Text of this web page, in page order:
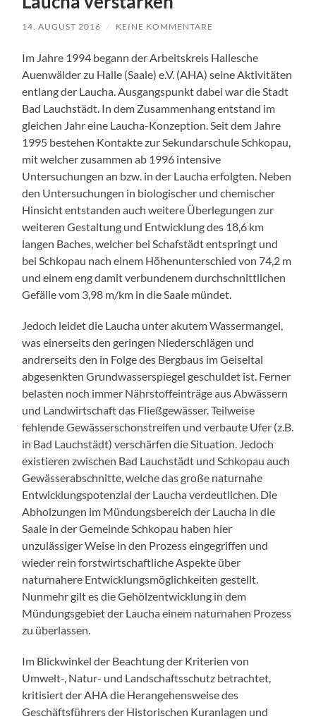
14. AUGUST 2016 / KEINE KOMMENTARE
Im Jahre 1994 begann der Arbeitskreis Hallesche
Auenwälder zu Halle (Saale) e.V. (AHA) seine Aktivitäten
entlang der Laucha. Ausgangspunkt dabei war die Stadt
Bad Lauchstädt. In dem Zusammenhang entstand im
gleichen Jahr eine Laucha-Konzeption. Seit dem Jahre
1995 bestehen Kontakte zur Sekundarschule Schkopau,
mit welcher zusammen ab 1996 intensive
Untersuchungen an bzw. in der Laucha erfolgten. Neben
den Untersuchungen in biologischer und chemischer
Hinsicht entstanden auch weitere Überlegungen zur
weiteren Gestaltung und Entwicklung des 18,6 km
langen Baches, welcher bei Schafstädt entspringt und
bei Schkopau nach einem Höhenunterschied von 74,2 m
und einem eng damit verbundenem durchschnittlichen
Gefälle vom 3,98 m/km in die Saale mündet.
Jedoch leidet die Laucha unter akutem Wassermangel,
was einerseits den geringen Niederschlägen und
andrerseits den in Folge des Bergbaus im Geiseltal
abgesenkten Grundwasserspiegel geschuldet ist. Ferner
belasten noch immer Nährstoffeinträge aus Abwässern
und Landwirtschaft das Fließgewässer. Teilweise
fehlende Gewässerschonstreifen und verbaute Ufer (z.B.
in Bad Lauchstädt) verschärfen die Situation. Jedoch
existieren zwischen Bad Lauchstädt und Schkopau auch
Gewässerabschnitte, welche das große naturnahe
Entwicklungspotenzial der Laucha verdeutlichen. Die
Abholzungen im Mündungsbereich der Laucha in die
Saale in der Gemeinde Schkopau haben hier
unzulässiger Weise in den Prozess eingegriffen und
wieder rein forstwirtschaftliche Aspekte über
naturnahere Entwicklungsmöglichkeiten gestellt.
Nunmehr gilt es die Gehölzentwicklung in dem
Mündungsgebiet der Laucha einem naturnahen Prozess
zu überlassen.
Im Blickwinkel der Beachtung der Kriterien von
Umwelt-, Natur- und Landschaftsschutz betrachtet,
kritisiert der AHA die Herangehensweise des
Geschäftsführers der Historischen Kuranlagen und